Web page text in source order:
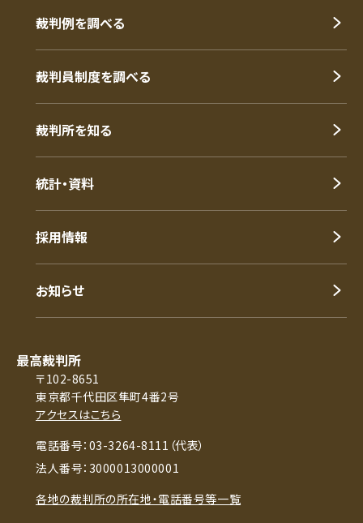
裁判例を調べる
裁判員制度を調べる
裁判所を知る
統計・資料
採用情報
お知らせ
最高裁判所
〒102-8651
東京都千代田区隼町4番2号
アクセスはこちら
電話番号：03-3264-8111（代表）
法人番号：3000013000001
各地の裁判所の所在地・電話番号等一覧